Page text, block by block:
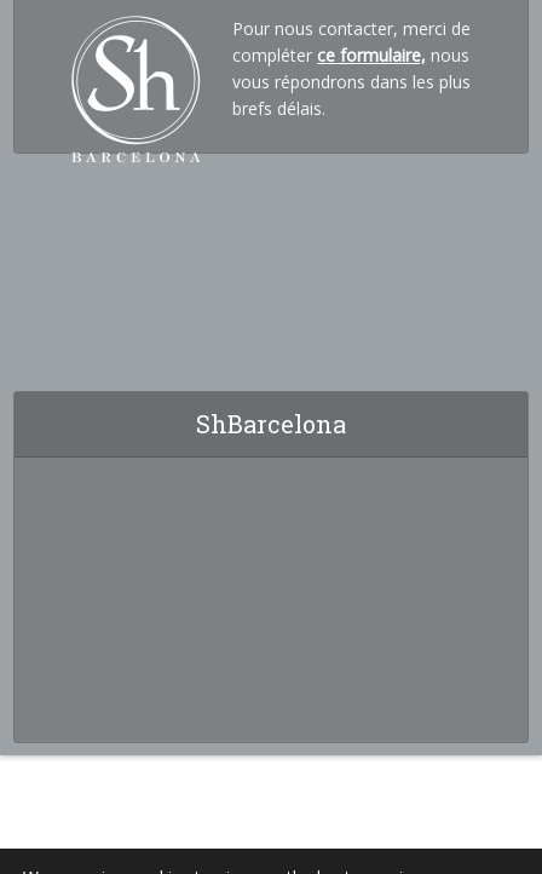
Pour nous contacter, merci de
compléter ce formulaire, nous
vous répondrons dans les plus
brefs délais.
ShBarcelona